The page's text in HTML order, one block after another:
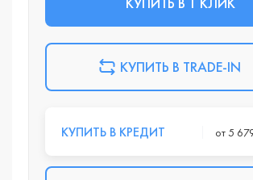
КУПИТЬ В TRADE-IN
КУПИТЬ В КРЕДИТ от 5